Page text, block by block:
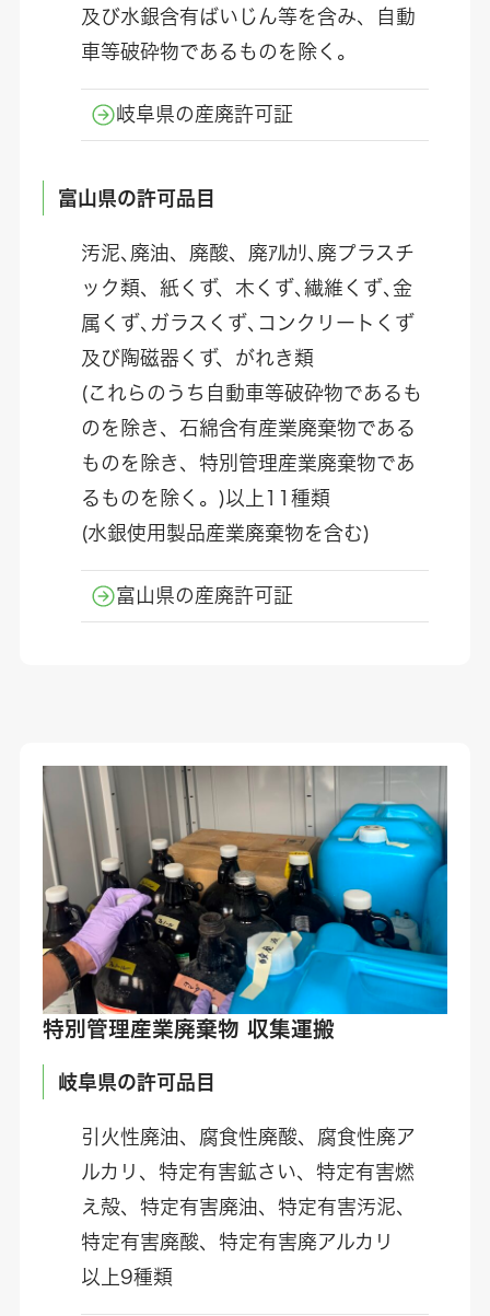
及び水銀含有ばいじん等を含み、自動
車等破砕物であるものを除く。
岐阜県の産廃許可証
富山県の許可品目
汚泥､廃油、廃酸、廃ｱﾙｶﾘ､廃プラスチ
ック類、紙くず、木くず､繊維くず､金
属くず､ガラスくず､コンクリートくず
及び陶磁器くず、がれき類
(これらのうち自動車等破砕物であるも
のを除き、石綿含有産業廃棄物である
ものを除き、特別管理産業廃棄物であ
るものを除く。)以上11種類
(水銀使用製品産業廃棄物を含む)
富山県の産廃許可証
特別管理産業廃棄物 収集運搬
岐阜県の許可品目
引火性廃油、腐食性廃酸、腐食性廃ア
ルカリ、特定有害鉱さい、特定有害燃
え殻、特定有害廃油、特定有害汚泥、
特定有害廃酸、特定有害廃アルカリ
以上9種類